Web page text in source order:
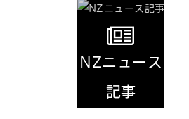
NZニュース
記事